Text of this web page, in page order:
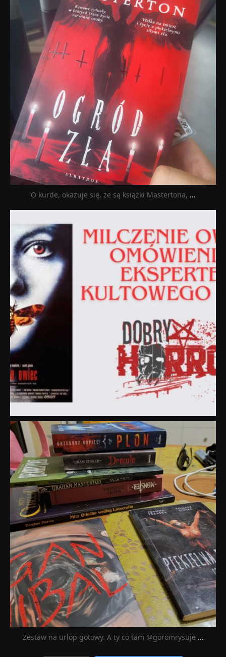
O kurde, okazuje się, że są książki Mastertona, ...
Sie 19
dobryhorror
Lip 31
Zestaw na urlop gotowy. A ty co tam @goromrysuje ...